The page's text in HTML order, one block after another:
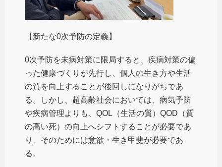
【新たな0次予防の定義】
0次予防を未病対策に限局すると、疾病対策の偏
った健康づくりが先行し、個人の生き方や生活
の質を向上することが後回しになりがちであ
る。しかし、超高齢社会においては、病気予防
や疾病管理よりも、QOL（生活の質）QOD（質
の高い死）の向上へシフトすることが必要であ
り、そのためには意欲・生き甲斐が必要であ
る。